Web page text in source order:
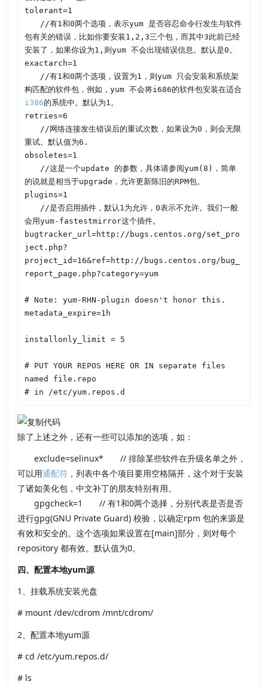
tolerant=1
//有1和0两个选项，表示yum 是否容忍命令行发生与软件
包有关的错误，比如你要安装1,2,3三个包，而其中3此前已经
安装了，如果你设为1,则yum 不会出现错误信息。默认是0。
exactarch=1
//有1和0两个选项，设置为1，则yum 只会安装和系统架
构匹配的软件包，例如，yum 不会将i686的软件包安装在适合
i386的系统中。默认为1。
retries=6
//网络连接发生错误后的重试次数，如果设为0，则会无限
重试。默认值为6.
obsoletes=1
//这是一个update 的参数，具体请参阅yum(8)，简单
的说就是相当于upgrade，允许更新陈旧的RPM包。
plugins=1
//是否启用插件，默认1为允许，0表示不允许。我们一般
会用yum-fastestmirror这个插件。
bugtracker_url=http://bugs.centos.org/set_pro
ject.php?
project_id=16&ref=http://bugs.centos.org/bug_
report_page.php?category=yum
# Note: yum-RHN-plugin doesn't honor this.
metadata_expire=1h
installonly_limit = 5
# PUT YOUR REPOS HERE OR IN separate files
named file.repo
# in /etc/yum.repos.d
除了上述之外，还有一些可以添加的选项，如：
exclude=selinux* // 排除某些软件在升级名单之外，
可以用通配符 ，列表中各个项目要用空格隔开，这个对于安装
了诸如美化包，中文补丁的朋友特别有用。
gpgcheck=1 // 有1和0两个选择，分别代表是否是否
进行gpg(GNU Private Guard) 校验，以确定rpm 包的来源是
有效和安全的。这个选项如果设置在[main]部分，则对每个
repository 都有效。默认值为0。
四、配置本地yum源
1、挂载系统安装光盘
# mount /dev/cdrom /mnt/cdrom/
2、配置本地yum源
# cd /etc/yum.repos.d/
# ls